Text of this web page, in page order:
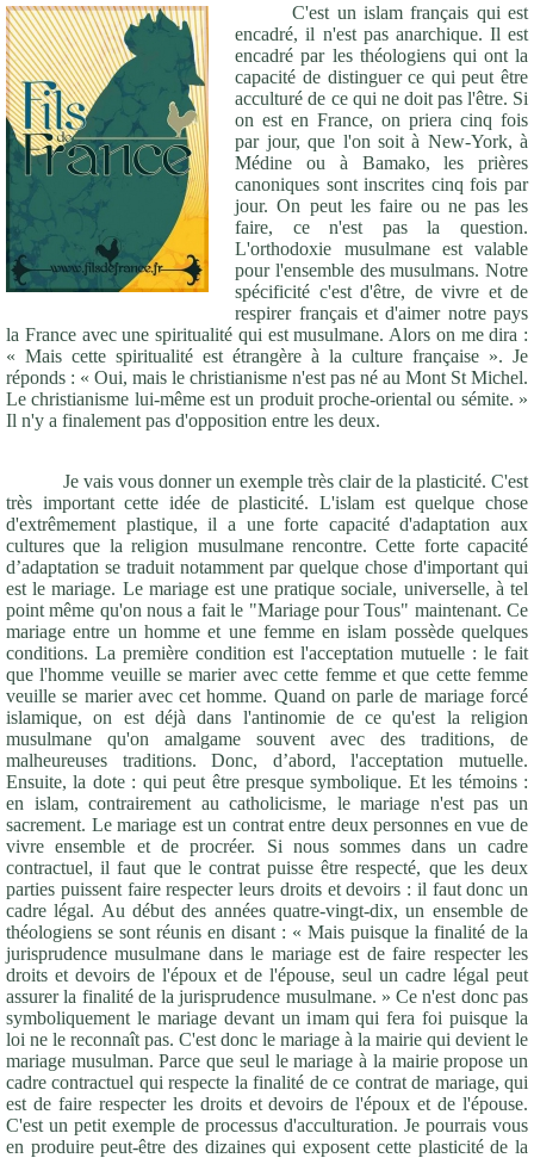
C'est un islam français qui est
encadré, il n'est pas anarchique. Il est
encadré par les théologiens qui ont la
capacité de distinguer ce qui peut être
acculturé de ce qui ne doit pas l'être. Si
on est en France, on priera cinq fois
par jour, que l'on soit à New-York, à
Médine ou à Bamako, les prières
canoniques sont inscrites cinq fois par
jour. On peut les faire ou ne pas les
faire, ce n'est pas la question.
L'orthodoxie musulmane est valable
pour l'ensemble des musulmans. Notre
spécificité c'est d'être, de vivre et de
respirer français et d'aimer notre pays
la France avec une spiritualité qui est musulmane. Alors on me dira :
« Mais cette spiritualité est étrangère à la culture française ». Je
réponds : « Oui, mais le christianisme n'est pas né au Mont St Michel.
Le christianisme lui-même est un produit proche-oriental ou sémite. »
Il n'y a finalement pas d'opposition entre les deux.
Je vais vous donner un exemple très clair de la plasticité. C'est
très important cette idée de plasticité. L'islam est quelque chose
d'extrêmement plastique, il a une forte capacité d'adaptation aux
cultures que la religion musulmane rencontre. Cette forte capacité
d’adaptation se traduit notamment par quelque chose d'important qui
est le mariage. Le mariage est une pratique sociale, universelle, à tel
point même qu'on nous a fait le "Mariage pour Tous" maintenant. Ce
mariage entre un homme et une femme en islam possède quelques
conditions. La première condition est l'acceptation mutuelle : le fait
que l'homme veuille se marier avec cette femme et que cette femme
veuille se marier avec cet homme. Quand on parle de mariage forcé
islamique, on est déjà dans l'antinomie de ce qu'est la religion
musulmane qu'on amalgame souvent avec des traditions, de
malheureuses traditions. Donc, d’abord, l'acceptation mutuelle.
Ensuite, la dote : qui peut être presque symbolique. Et les témoins :
en islam, contrairement au catholicisme, le mariage n'est pas un
sacrement. Le mariage est un contrat entre deux personnes en vue de
vivre ensemble et de procréer. Si nous sommes dans un cadre
contractuel, il faut que le contrat puisse être respecté, que les deux
parties puissent faire respecter leurs droits et devoirs : il faut donc un
cadre légal. Au début des années quatre-vingt-dix, un ensemble de
théologiens se sont réunis en disant : « Mais puisque la finalité de la
jurisprudence musulmane dans le mariage est de faire respecter les
droits et devoirs de l'époux et de l'épouse, seul un cadre légal peut
assurer la finalité de la jurisprudence musulmane. » Ce n'est donc pas
symboliquement le mariage devant un imam qui fera foi puisque la
loi ne le reconnaît pas. C'est donc le mariage à la mairie qui devient le
mariage musulman. Parce que seul le mariage à la mairie propose un
cadre contractuel qui respecte la finalité de ce contrat de mariage, qui
est de faire respecter les droits et devoirs de l'époux et de l'épouse.
C'est un petit exemple de processus d'acculturation. Je pourrais vous
en produire peut-être des dizaines qui exposent cette plasticité de la